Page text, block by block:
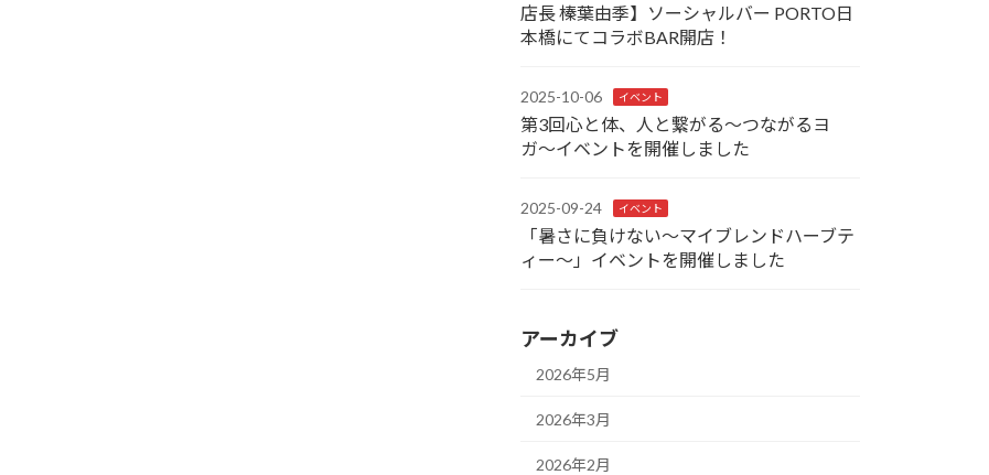
店長 榛葉由季】ソーシャルバー PORTO日
本橋にてコラボBAR開店！
2025-10-06 イベント
第3回心と体、人と繋がる〜つながるヨ
ガ〜イベントを開催しました
2025-09-24 イベント
「暑さに負けない～マイブレンドハーブテ
ィー～」イベントを開催しました
アーカイブ
2026年5月
2026年3月
2026年2月